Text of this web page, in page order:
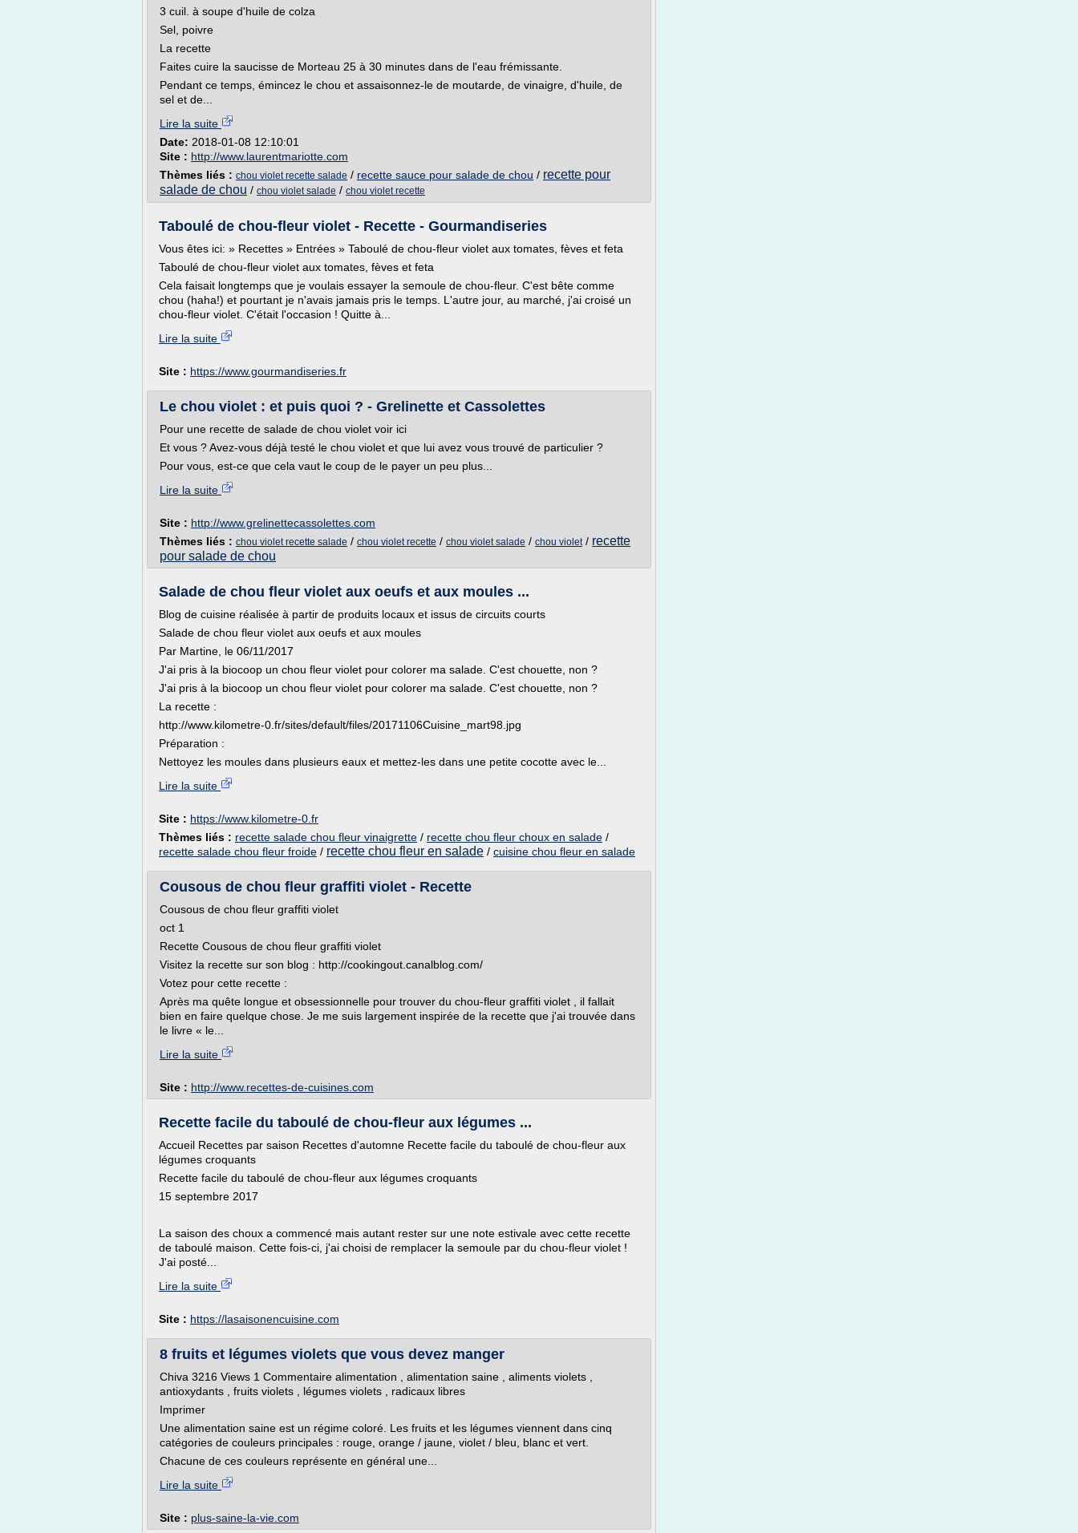
3 cuil. à soupe d'huile de colza
Sel, poivre
La recette
Faites cuire la saucisse de Morteau 25 à 30 minutes dans de l'eau frémissante.
Pendant ce temps, émincez le chou et assaisonnez-le de moutarde, de vinaigre, d'huile, de
sel et de...
Lire la suite
Date: 2018-01-08 12:10:01
Site : http://www.laurentmariotte.com
Thèmes liés : chou violet recette salade / recette sauce pour salade de chou / recette pour
salade de chou / chou violet salade / chou violet recette
Taboulé de chou-fleur violet - Recette - Gourmandiseries
Vous êtes ici: » Recettes » Entrées » Taboulé de chou-fleur violet aux tomates, fèves et feta
Taboulé de chou-fleur violet aux tomates, fèves et feta
Cela faisait longtemps que je voulais essayer la semoule de chou-fleur. C'est bête comme
chou (haha!) et pourtant je n'avais jamais pris le temps. L'autre jour, au marché, j'ai croisé un
chou-fleur violet. C'était l'occasion ! Quitte à...
Lire la suite
Site : https://www.gourmandiseries.fr
Le chou violet : et puis quoi ? - Grelinette et Cassolettes
Pour une recette de salade de chou violet voir ici
Et vous ? Avez-vous déjà testé le chou violet et que lui avez vous trouvé de particulier ?
Pour vous, est-ce que cela vaut le coup de le payer un peu plus...
Lire la suite
Site : http://www.grelinettecassolettes.com
Thèmes liés : chou violet recette salade / chou violet recette / chou violet salade / chou violet/ recette
pour salade de chou
Salade de chou fleur violet aux oeufs et aux moules ...
Blog de cuisine réalisée à partir de produits locaux et issus de circuits courts
Salade de chou fleur violet aux oeufs et aux moules
Par Martine, le 06/11/2017
J'ai pris à la biocoop un chou fleur violet pour colorer ma salade. C'est chouette, non ?
J'ai pris à la biocoop un chou fleur violet pour colorer ma salade. C'est chouette, non ?
La recette :
http://www.kilometre-0.fr/sites/default/files/20171106Cuisine_mart98.jpg
Préparation :
Nettoyez les moules dans plusieurs eaux et mettez-les dans une petite cocotte avec le...
Lire la suite
Site : https://www.kilometre-0.fr
Thèmes liés : recette salade chou fleur vinaigrette / recette chou fleur choux en salade /
recette salade chou fleur froide / recette chou fleur en salade / cuisine chou fleur en salade
Cousous de chou fleur graffiti violet - Recette
Cousous de chou fleur graffiti violet
oct 1
Recette Cousous de chou fleur graffiti violet
Visitez la recette sur son blog : http://cookingout.canalblog.com/
Votez pour cette recette :
Après ma quête longue et obsessionnelle pour trouver du chou-fleur graffiti violet , il fallait
bien en faire quelque chose. Je me suis largement inspirée de la recette que j'ai trouvée dans
le livre « le...
Lire la suite
Site : http://www.recettes-de-cuisines.com
Recette facile du taboulé de chou-fleur aux légumes ...
Accueil Recettes par saison Recettes d'automne Recette facile du taboulé de chou-fleur aux
légumes croquants
Recette facile du taboulé de chou-fleur aux légumes croquants
15 septembre 2017
La saison des choux a commencé mais autant rester sur une note estivale avec cette recette
de taboulé maison. Cette fois-ci, j'ai choisi de remplacer la semoule par du chou-fleur violet !
J'ai posté...
Lire la suite
Site : https://lasaisonencuisine.com
8 fruits et légumes violets que vous devez manger
Chiva 3216 Views 1 Commentaire alimentation , alimentation saine , aliments violets ,
antioxydants , fruits violets , légumes violets , radicaux libres
Imprimer
Une alimentation saine est un régime coloré. Les fruits et les légumes viennent dans cinq
catégories de couleurs principales : rouge, orange / jaune, violet / bleu, blanc et vert.
Chacune de ces couleurs représente en général une...
Lire la suite
Site : plus-saine-la-vie.com